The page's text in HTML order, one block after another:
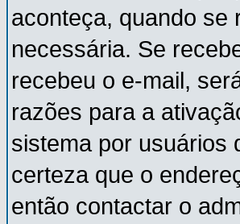
aconteça, quando se
necessária. Se
recebeu o e-mail,
razões para a
sistema por usuários
certeza que o
então contactar o